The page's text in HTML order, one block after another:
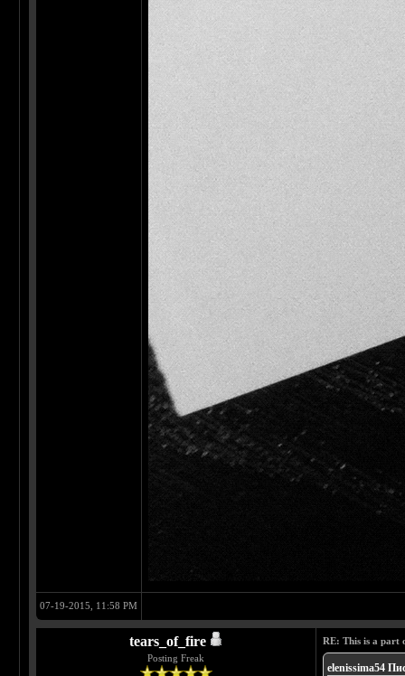
07-19-2015, 11:58 PM
tears_of_fire
Posting Freak
RE: This is a part
elenissima54